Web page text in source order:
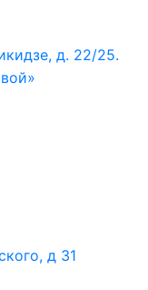
д. 22/25.
д 31